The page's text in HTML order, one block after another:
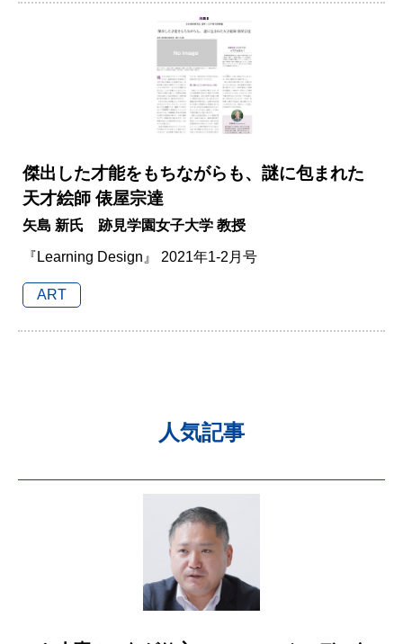
傑出した才能をもちながらも、謎に包まれた
天才絵師 俵屋宗達
矢島 新氏 跡見学園女子大学 教授
『Learning Design』 2021年1-2月号
ART
人気記事